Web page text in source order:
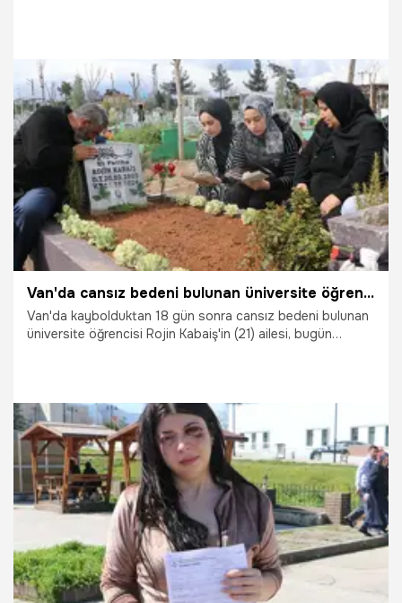
7.05.2025 Gündem
Van'da cansız bedeni bulunan üniversite öğrencisi Rojin doğum gününde mezarı başında anıldı
Van'da kaybolduktan 18 gün sonra cansız bedeni bulunan
üniversite öğrencisi Rojin Kabaiş'in (21) ailesi, bugün
geldik. Rojin'in doğum gününü evde kutluyorduk. Ne yazık
ki bugün mezarındayız" dedi.
20.03.2025 Gündem